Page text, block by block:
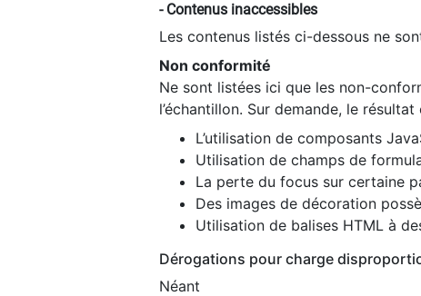
- Contenus inaccessibles
Les contenus listés ci-dessous ne
Non conformité
Ne sont listées ici que les non-
l’échantillon. Sur demande, le
L’utilisation de composants
Utilisation de champs de
La perte du focus sur certaine
Des images de décoration
Utilisation de balises HTML à
Dérogations pour charge
Néant